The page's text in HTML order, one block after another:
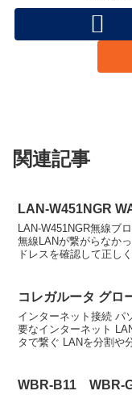
関連記事
LAN-W451NGR
LAN-W451NGR無線ブ
無線LANが繋がらなか
ドレスを確認して正し
コレガルータ グロ
インターネット接続 パ
要なインターネット
タで繋ぐ LANを分割や
WBR-B11 WBR-